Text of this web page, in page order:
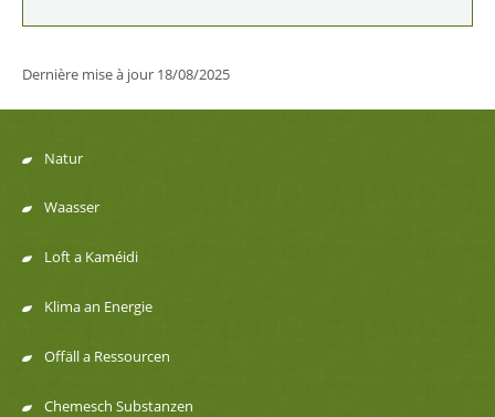
Dernière mise à jour 18/08/2025
Menu
de
navigation
Natur
Waasser
Loft a Kaméidi
Klima an Energie
Offäll a Ressourcen
Chemesch Substanzen